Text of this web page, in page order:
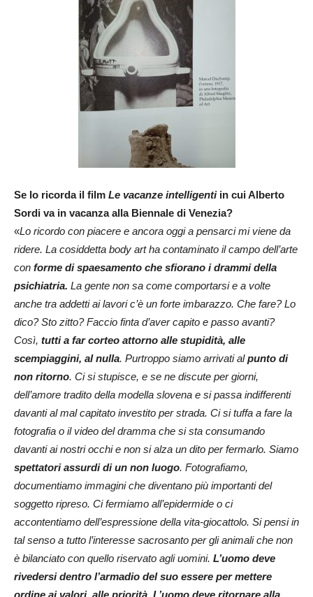
Se lo ricorda il film Le vacanze intelligentiin cui Alberto
Sordi va in vacanza alla Biennale di Venezia?
«Lo ricordo con piacere e ancora oggi a pensarci mi viene da
ridere. La cosiddetta body art ha contaminato il campo dell’arte
con forme di spaesamento che sfiorano i drammi della
psichiatria. La gente non sa come comportarsi e a volte
anche tra addetti ai lavori c’è un forte imbarazzo. Che fare? Lo
dico? Sto zitto? Faccio finta d’aver capito e passo avanti?
Così, tutti a far corteo attorno alle stupidità, alle
scempiaggini, al nulla. Purtroppo siamo arrivati alpunto di
non ritorno. Ci si stupisce, e se ne discute per giorni,
dell’amore tradito della modella slovena e si passa indifferenti
davanti al mal capitato investito per strada. Ci si tuffa a fare la
fotografia o il video del dramma che si sta consumando
davanti ai nostri occhi e non si alza un dito per fermarlo. Siamo
spettatori assurdi di un non luogo. Fotografiamo,
documentiamo immagini che diventano più importanti del
soggetto ripreso. Ci fermiamo all’epidermide o ci
accontentiamo dell’espressione della vita-giocattolo. Si pensi in
tal senso a tutto l’interesse sacrosanto per gli animali che non
è bilanciato con quello riservato agli uomini. L’uomo deve
rivedersi dentro l’armadio del suo essere per mettere
ordine ai valori, alle priorità. L’uomo deve ritornare alla